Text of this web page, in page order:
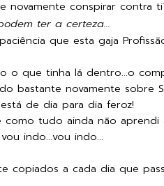
novamente conspirar contra
ter a certeza...
que esta gaja
o que tinha lá dentro...o
bastante novamente sobre
de dia para dia feroz!
tudo ainda não
indo...vou indo...
copiados a cada dia que